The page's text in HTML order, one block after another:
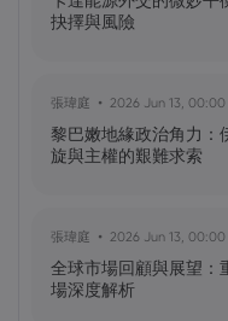
比特幣價格
幣？
Fintech 股
Holdings（
抉擇與風險
張瑋庭 2026 Jun 13, 00:00
黎巴嫩地緣政治角力：
旋與主權的艱難求索
張瑋庭 2026 Jun 13, 00:00
全球市場回顧與展望：
場深度解析